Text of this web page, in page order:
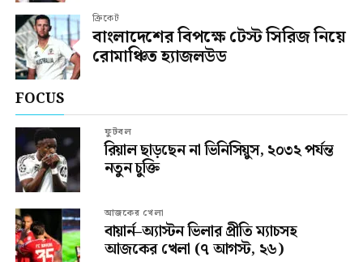
ক্রিকেট
বাংলাদেশের বিপক্ষে টেস্ট সিরিজ নিয়ে
রোমাঞ্চিত হ্যাজলউড
FOCUS
ফুটবল
রিয়াল ছাড়ছেন না ভিনিসিয়ুস, ২০৩২ পর্যন্ত
নতুন চুক্তি
আজকের খেলা
বায়ার্ন–অ্যাস্টন ভিলার প্রীতি ম্যাচসহ
আজকের খেলা (৭ আগস্ট, ২৬)